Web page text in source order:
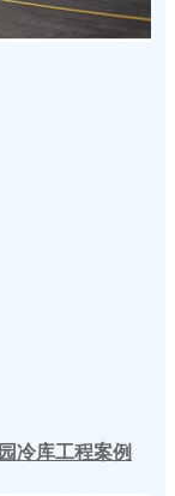
冷库工程案例